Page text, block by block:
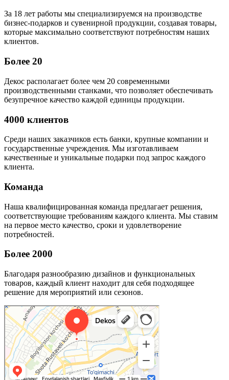
За 18 лет работы мы специализируемся на производстве
бизнес-подарков и сувенирной продукции, создавая товары,
которые максимально соответствуют потребностям наших
клиентов.
Более 20
Декос располагает более чем 20 современными
производственными станками, что позволяет обеспечивать
безупречное качество каждой единицы продукции.
4000 клиентов
Среди наших заказчиков есть банки, крупные компании и
государственные учреждения. Мы изготавливаем
качественные и уникальные подарки под запрос каждого
клиента.
Команда
Наша квалифицированная команда предлагает решения,
соответствующие требованиям каждого клиента. Мы ставим
на первое место качество, сроки и удовлетворение
потребностей.
Более 2000
Благодаря разнообразию дизайнов и функциональных
товаров, каждый клиент находит для себя подходящее
решение для мероприятий или сезонов.